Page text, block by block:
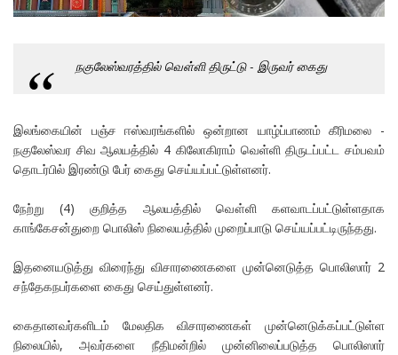
நகுலேஸ்வரத்தில் வௌ்ளி திருட்டு - இருவர் கைது
இலங்கையின் பஞ்ச ஈஸ்வரங்களில் ஒன்றான யாழ்ப்பாணம் கீரிமலை -
நகுலேஸ்வர சிவ ஆலயத்தில் 4 கிலோகிராம் வெள்ளி திருடப்பட்ட சம்பவம்
தொடர்பில் இரண்டு பேர் கைது செய்யப்பட்டுள்ளனர்.
நேற்று (4) குறித்த ஆலயத்தில் வௌ்ளி களவாடப்பட்டுள்ளதாக
காங்கேசன்துறை பொலிஸ் நிலையத்தில் முறைப்பாடு செய்யப்பட்டிருந்தது.
இதனையடுத்து விரைந்து விசாரணைகளை முன்னெடுத்த பொலிஸார் 2
சந்தேகநபர்களை கைது செய்துள்ளனர்.
கைதானவர்களிடம் மேலதிக விசாரணைகள் முன்னெடுக்கப்பட்டுள்ள
நிலையில், அவர்களை நீதிமன்றில் முன்னிலைப்படுத்த பொலிஸார்